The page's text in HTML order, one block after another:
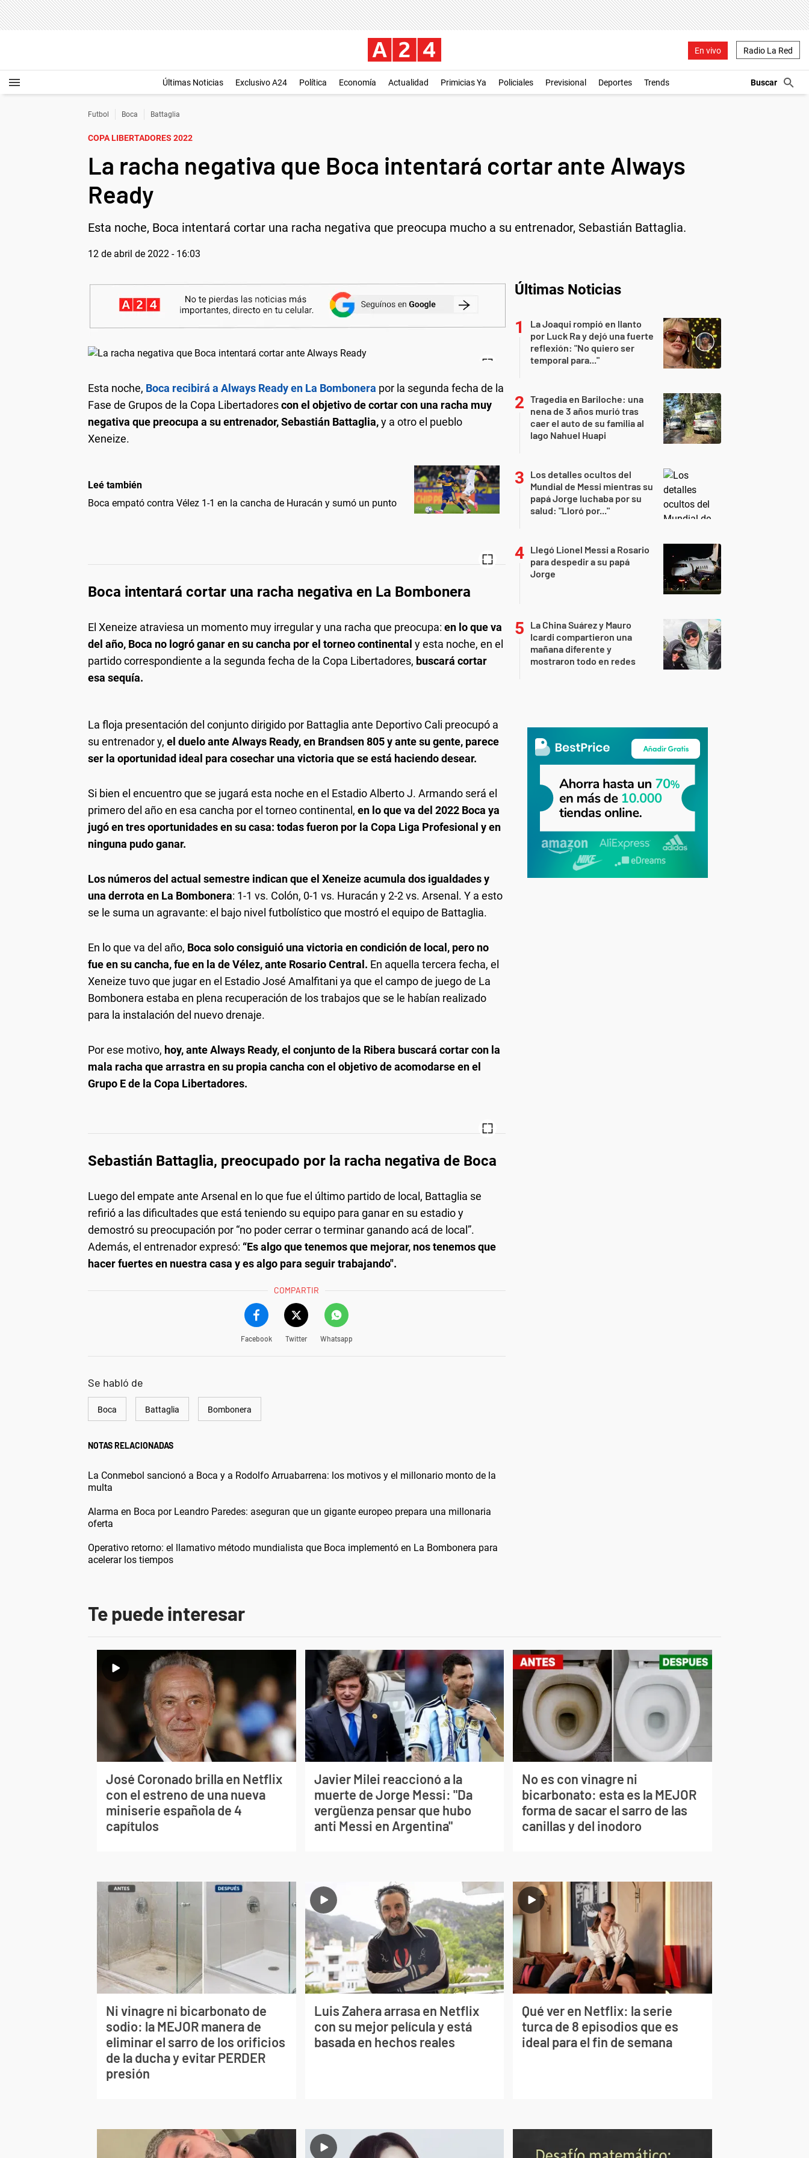
En vivo Radio La Red
Últimas Noticias Exclusivo A24 Política Economía Actualidad Primicias Ya Policiales Previsional Deportes Trends
Futbol Boca Battaglia
COPA LIBERTADORES 2022
La racha negativa que Boca intentará cortar ante Always
Ready
Esta noche, Boca intentará cortar una racha negativa que preocupa mucho a su entrenador, Sebastián Battaglia.
12 de abril de 2022 - 16:03
Esta noche, Boca recibirá a Always Ready en La Bombonera por la segunda fecha de la
Fase de Grupos de la Copa Libertadorescon el objetivo de cortar con una racha muy
negativa que preocupa a su entrenador, Sebastián Battaglia,y a otro el pueblo
Xeneize.
Leé también
Boca empató contra Vélez 1-1 en la cancha de Huracán y sumó un punto
Boca intentará cortar una racha negativa en La Bombonera
El Xeneize atraviesa un momento muy irregular y una racha que preocupa: en lo que va
del año, Boca no logró ganar en su cancha por el torneo continental y esta noche, en el
partido correspondiente a la segunda fecha de la Copa Libertadores, buscará cortar
esa sequía.
La floja presentación del conjunto dirigido por Battaglia ante Deportivo Cali preocupó a
su entrenador y, el duelo ante Always Ready, en Brandsen 805 y ante su gente, parece
ser la oportunidad ideal para cosechar una victoria que se está haciendo desear.
Si bien el encuentro que se jugará esta noche en el Estadio Alberto J. Armando será el
primero del año en esa cancha por el torneo continental, en lo que va del 2022 Boca ya
jugó en tres oportunidades en su casa: todas fueron por la Copa Liga Profesional y en
ninguna pudo ganar.
Los números del actual semestre indican que el Xeneize acumula dos igualdades y
una derrota en La Bombonera: 1-1 vs. Colón, 0-1 vs. Huracán y 2-2 vs. Arsenal. Y a esto
se le suma un agravante: el bajo nivel futbolístico que mostró el equipo de Battaglia.
En lo que va del año, Boca solo consiguió una victoria en condición de local, pero no
fue en su cancha, fue en la de Vélez, ante Rosario Central. En aquella tercera fecha, el
Xeneize tuvo que jugar en el Estadio José Amalfitani ya que el campo de juego de La
Bombonera estaba en plena recuperación de los trabajos que se le habían realizado
para la instalación del nuevo drenaje.
Por ese motivo, hoy, ante Always Ready, el conjunto de la Ribera buscará cortar con la
mala racha que arrastra en su propia cancha con el objetivo de acomodarse en el
Grupo E de la Copa Libertadores.
Sebastián Battaglia, preocupado por la racha negativa de Boca
Luego del empate ante Arsenal en lo que fue el último partido de local, Battaglia se
refirió a las dificultades que está teniendo su equipo para ganar en su estadio y
demostró su preocupación por “no poder cerrar o terminar ganando acá de local”.
Además, el entrenador expresó: “Es algo que tenemos que mejorar, nos tenemos que
hacer fuertes en nuestra casa y es algo para seguir trabajando".
COMPARTIR
Facebook Twitter Whatsapp
Se habló de
Boca Battaglia Bombonera
NOTAS RELACIONADAS
La Conmebol sancionó a Boca y a Rodolfo Arruabarrena: los motivos y el millonario monto de la
multa
Alarma en Boca por Leandro Paredes: aseguran que un gigante europeo prepara una millonaria
oferta
Operativo retorno: el llamativo método mundialista que Boca implementó en La Bombonera para
acelerar los tiempos
Últimas Noticias
La Joaqui rompió en llanto
por Luck Ra y dejó una fuerte
reflexión: "No quiero ser
temporal para..."
Tragedia en Bariloche: una
nena de 3 años murió tras
caer el auto de su familia al
lago Nahuel Huapi
Los detalles ocultos del
Mundial de Messi mientras su
papá Jorge luchaba por su
salud: "Lloró por..."
Llegó Lionel Messi a Rosario
para despedir a su papá
Jorge
La China Suárez y Mauro
Icardi compartieron una
mañana diferente y
mostraron todo en redes
Te puede interesar
José Coronado brilla en Netflix
con el estreno de una nueva
miniserie española de 4
capítulos
Javier Milei reaccionó a la
muerte de Jorge Messi: "Da
vergüenza pensar que hubo
anti Messi en Argentina"
No es con vinagre ni
bicarbonato: esta es la MEJOR
forma de sacar el sarro de las
canillas y del inodoro
Ni vinagre ni bicarbonato de
sodio: la MEJOR manera de
eliminar el sarro de los orificios
de la ducha y evitar PERDER
presión
Luis Zahera arrasa en Netflix
con su mejor película y está
basada en hechos reales
Qué ver en Netflix: la serie
turca de 8 episodios que es
ideal para el fin de semana